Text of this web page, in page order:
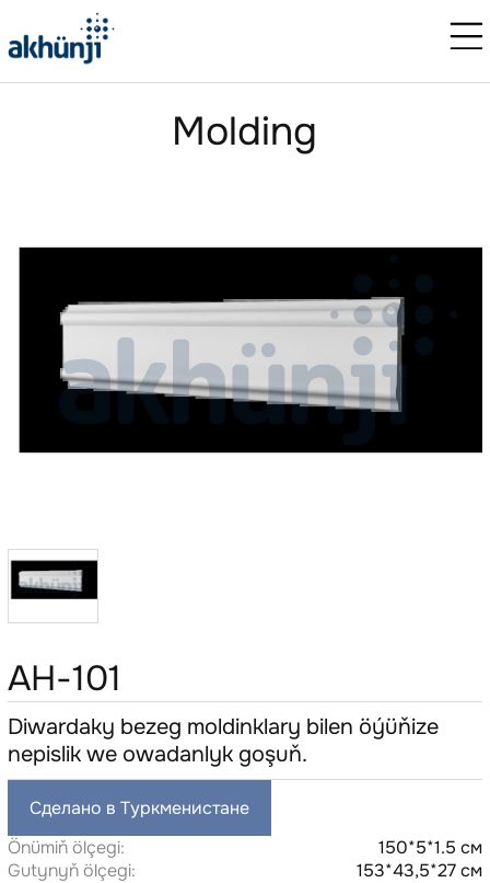
Molding
AH-101
Diwardaky bezeg moldinklary bilen öýüňize
nepislik we owadanlyk goşuň.
Сделано в Туркменистане
Önümiň ölçegi:
150*5*1.5 см
Gutynyň ölçegi:
153*43,5*27 см